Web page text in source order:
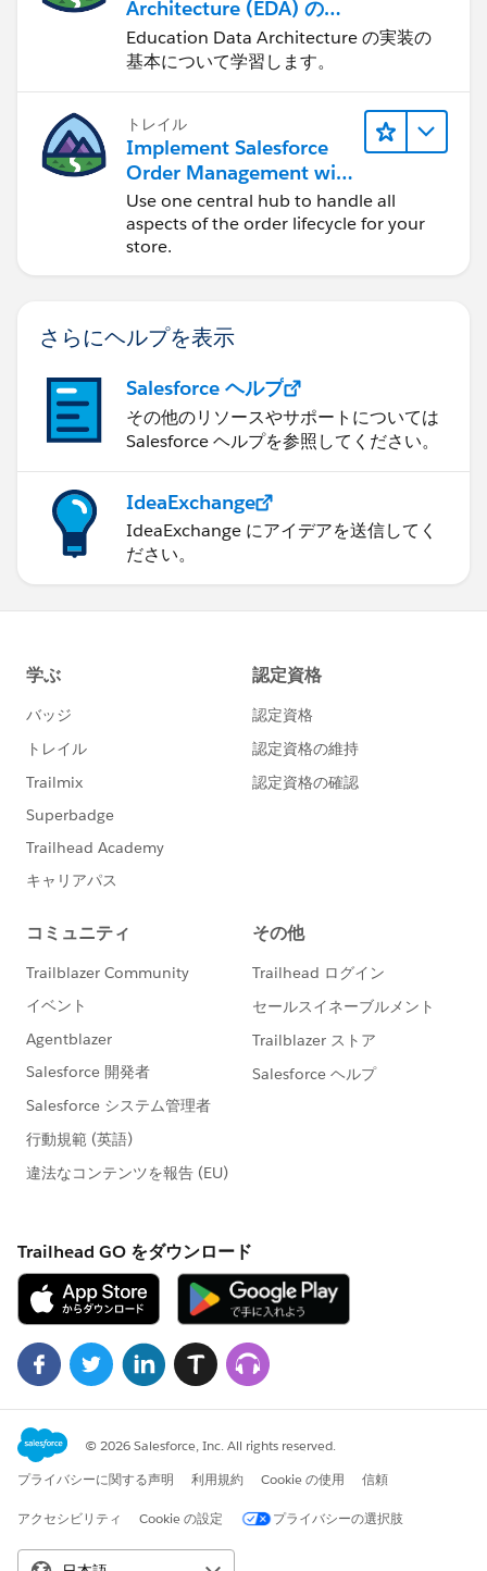
Architecture (EDA) の管
理
Education Data Architecture の実装の
基本について学習します。
トレイル
Implement Salesforce
Order Management with
a B2B, B2C, or B2B2C
Commerce Store
Use one central hub to handle all
aspects of the order lifecycle for your
store.
さらにヘルプを表示
Salesforce ヘルプ
その他のリソースやサポートについては
Salesforce ヘルプを参照してください。
IdeaExchange
IdeaExchange にアイデアを送信してく
ださい。